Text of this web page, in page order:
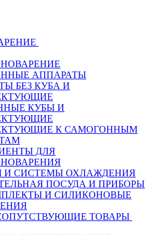
АППАРАТЫ
БЕЗ КУБА И
КУБЫ И
К САМОГОННЫМ
ДЛЯ
И СИСТЕМЫ ОХЛАЖДЕНИЯ
ПОСУДА И ПРИБОРЫ
И СИЛИКОНОВЫЕ
ТОВАРЫ